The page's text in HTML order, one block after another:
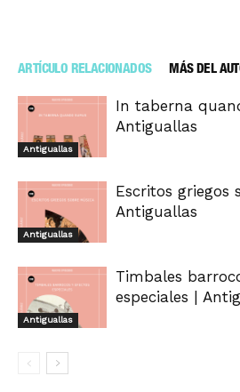
ARTÍCULO RELACIONADOS MÁS DEL
Antiguallas
In taberna
Antiguallas
Antiguallas
Escritos griegos
Antiguallas
Antiguallas
Timbales
especiales |